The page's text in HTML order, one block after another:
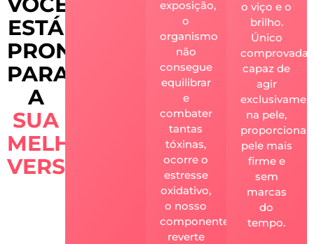
ESTÁ
PRONTA
PARA
A
SUA
MELHOR
VERSÃO?
exposição,
o
organismo
não
consegue
equilibrar
e
combater
tantas
tóxinas,
ocorre o
estresse
oxidativo,
o nosso
componente
reverte
o viço e o
brilho.
Único
capaz de
agir
na pele,
pele mais
firme e
sem
marcas
do
tempo.